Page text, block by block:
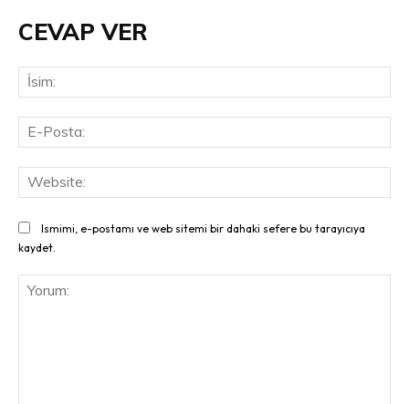
CEVAP VER
Ismimi, e-postamı ve web sitemi bir dahaki sefere bu tarayıcıya
kaydet.